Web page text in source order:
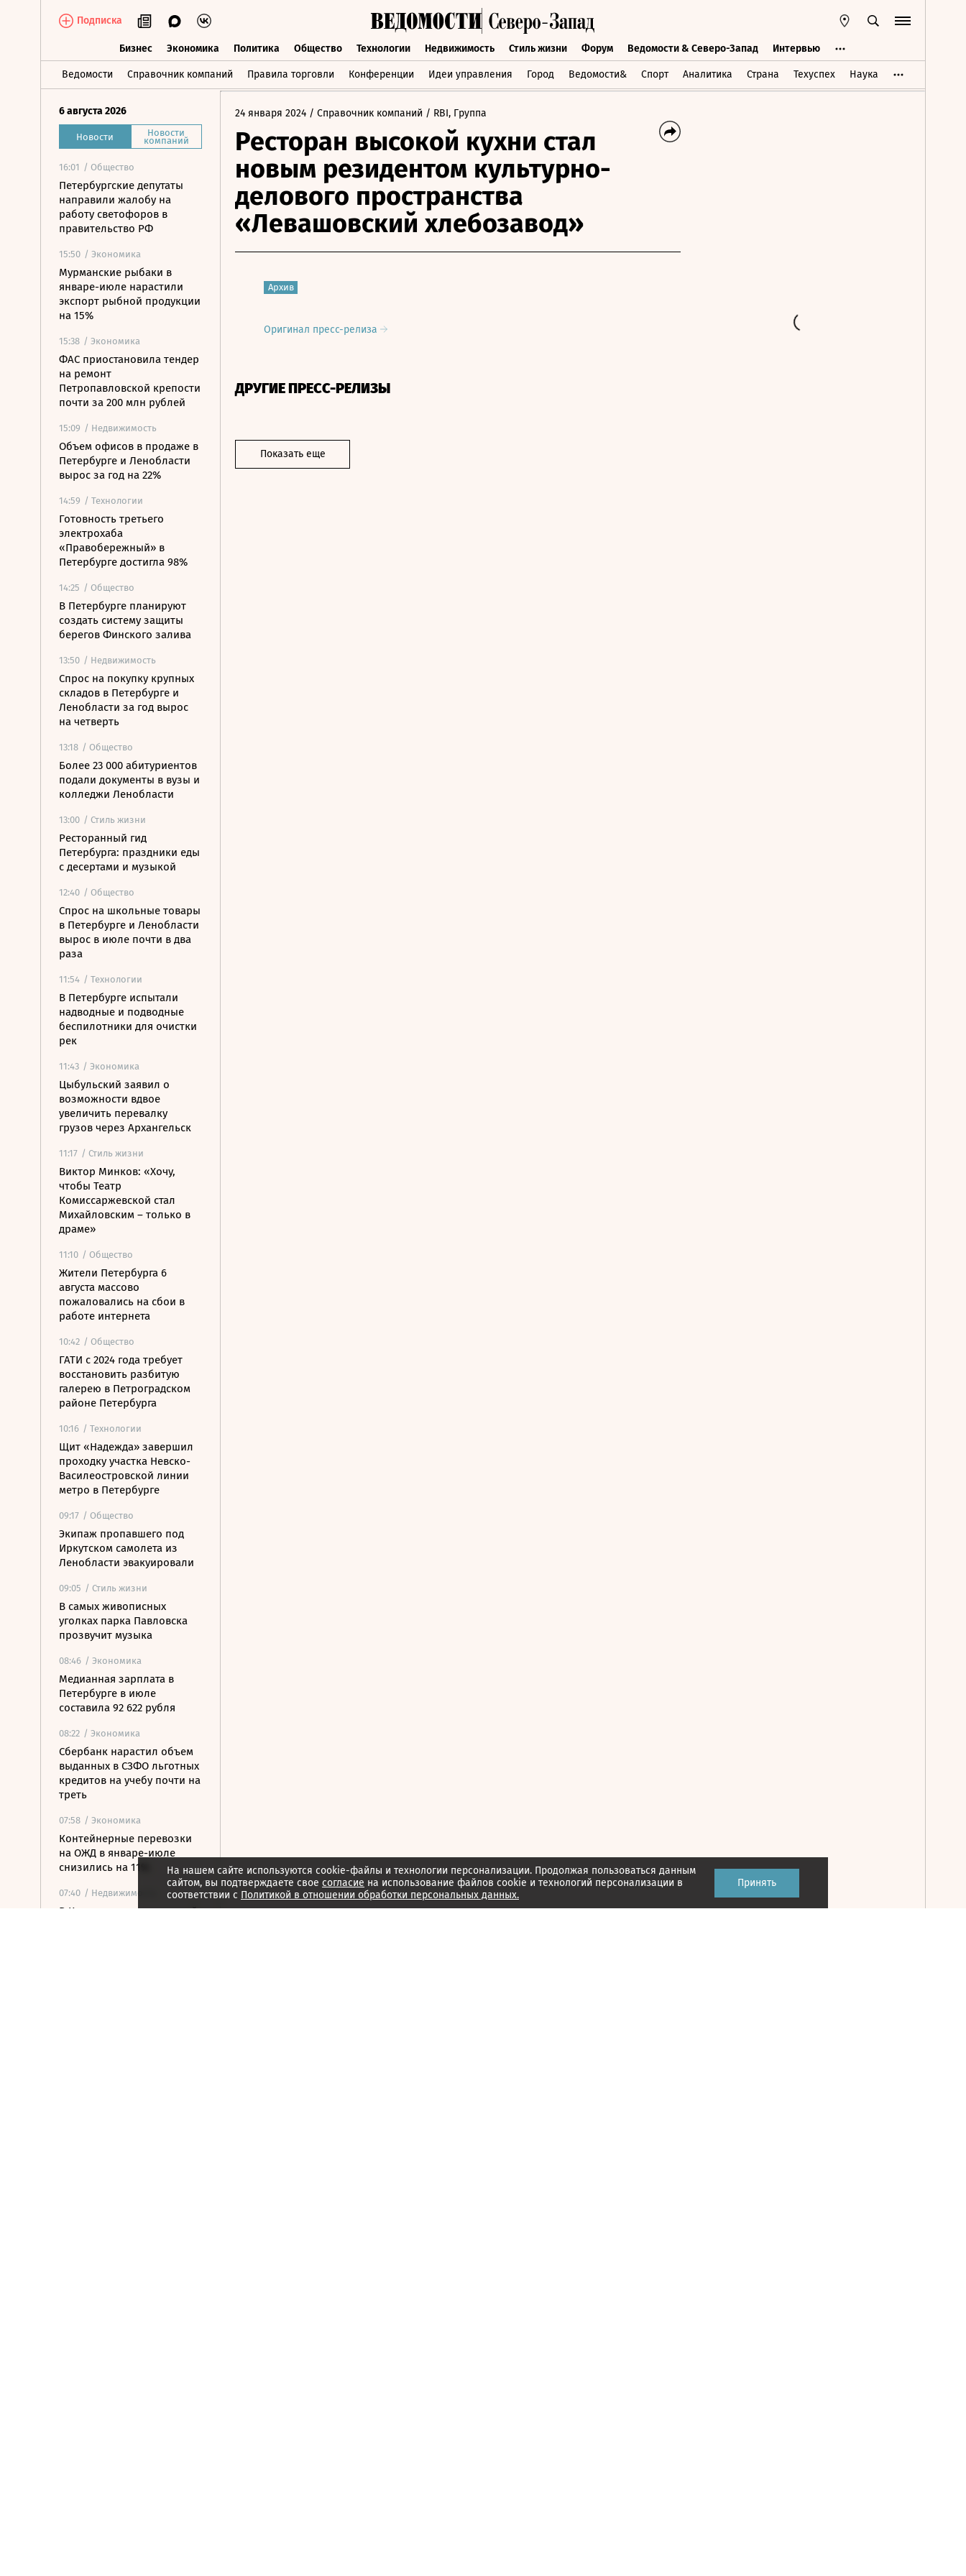
Подписка
Бизнес Экономика Политика Общество Технологии Недвижимость Стиль жизни Форум Ведомости & Северо-Запад Интервью
Ведомости Справочник компаний Правила торговли Конференции Идеи управления Город Ведомости& Спорт Аналитика Страна Техуспех Наука
Бизнес Экономика Политика Общество Технологии Недвижимость Стиль жизни Форум Ведомости & Северо-Запад Интервью
6 августа 2026
Новости Новости
компаний
16:01 / Общество
Петербургские депутаты
направили жалобу на
работу светофоров в
правительство РФ
15:50 / Экономика
Мурманские рыбаки в
январе-июле нарастили
экспорт рыбной продукции
на 15%
15:38 / Экономика
ФАС приостановила тендер
на ремонт
Петропавловской крепости
почти за 200 млн рублей
15:09 / Недвижимость
Объем офисов в продаже в
Петербурге и Ленобласти
вырос за год на 22%
14:59 / Технологии
Готовность третьего
электрохаба
«Правобережный» в
Петербурге достигла 98%
14:25 / Общество
В Петербурге планируют
создать систему защиты
берегов Финского залива
13:50 / Недвижимость
Спрос на покупку крупных
складов в Петербурге и
Ленобласти за год вырос
на четверть
13:18 / Общество
Более 23 000 абитуриентов
подали документы в вузы и
колледжи Ленобласти
13:00 / Стиль жизни
Ресторанный гид
Петербурга: праздники еды
с десертами и музыкой
12:40 / Общество
Спрос на школьные товары
в Петербурге и Ленобласти
вырос в июле почти в два
раза
11:54 / Технологии
В Петербурге испытали
надводные и подводные
беспилотники для очистки
рек
11:43 / Экономика
Цыбульский заявил о
возможности вдвое
увеличить перевалку
грузов через Архангельск
11:17 / Стиль жизни
Виктор Минков: «Хочу,
чтобы Театр
Комиссаржевской стал
Михайловским – только в
драме»
11:10 / Общество
Жители Петербурга 6
августа массово
пожаловались на сбои в
работе интернета
10:42 / Общество
ГАТИ с 2024 года требует
восстановить разбитую
галерею в Петроградском
районе Петербурга
10:16 / Технологии
Щит «Надежда» завершил
проходку участка Невско-
Василеостровской линии
метро в Петербурге
09:17 / Общество
Экипаж пропавшего под
Иркутском самолета из
Ленобласти эвакуировали
09:05 / Стиль жизни
В самых живописных
уголках парка Павловска
прозвучит музыка
08:46 / Экономика
Медианная зарплата в
Петербурге в июле
составила 92 622 рубля
08:22 / Экономика
Сбербанк нарастил объем
выданных в СЗФО льготных
кредитов на учебу почти на
треть
07:58 / Экономика
Контейнерные перевозки
на ОЖД в январе-июле
снизились на 11%
07:40 / Недвижимость
В Карелии построят новый
24 января 2024 / Справочник компаний / RBI, Группа
Ресторан высокой кухни стал
новым резидентом культурно-
делового пространства
«Левашовский хлебозавод»
Архив
Оригинал пресс-релиза
ДРУГИЕ ПРЕСС-РЕЛИЗЫ
Показать еще
На нашем сайте используются cookie-файлы и технологии персонализации. Продолжая пользоваться данным
сайтом, вы подтверждаете свое согласие на использование файлов cookie и технологий персонализации в
соответствии с Политикой в отношении обработки персональных данных.
Принять